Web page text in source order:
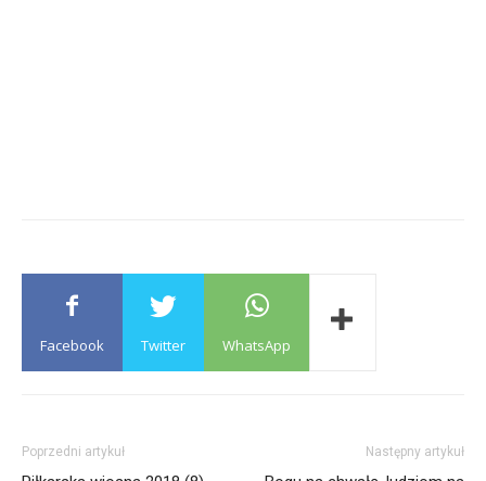
Facebook Twitter WhatsApp
Poprzedni artykuł Następny artykuł